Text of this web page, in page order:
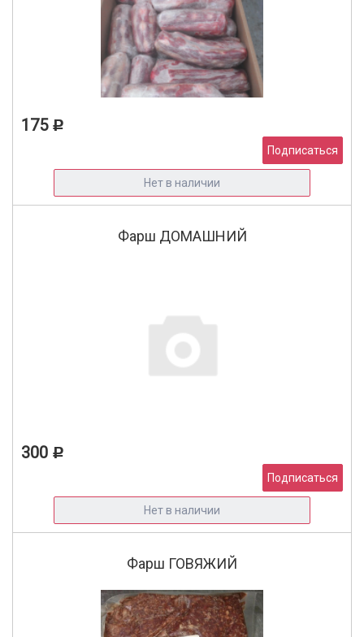
175 Р
Подписаться
Нет в наличии
Фарш ДОМАШНИЙ
300 Р
Подписаться
Нет в наличии
Фарш ГОВЯЖИЙ